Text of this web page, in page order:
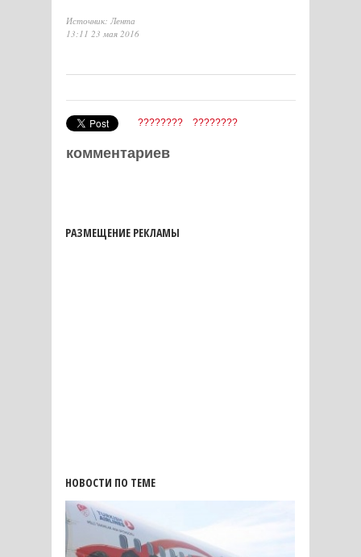
Источник: Лента
13:11 23 мая 2016
???????? ????????
комментариев
РАЗМЕЩЕНИЕ РЕКЛАМЫ
НОВОСТИ ПО ТЕМЕ